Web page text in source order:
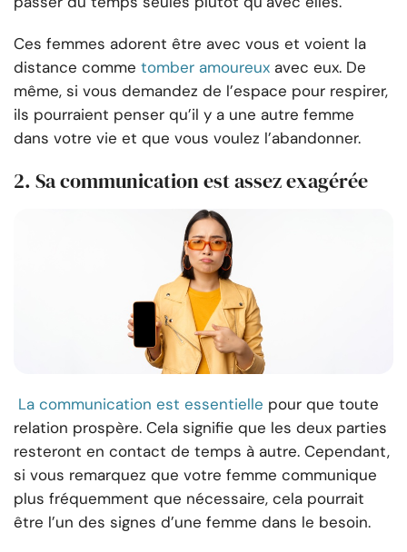
Ces femmes adorent être avec vous et voient la
distance comme tomber amoureux avec eux. De
même, si vous demandez de l’espace pour respirer,
ils pourraient penser qu’il y a une autre femme
dans votre vie et que vous voulez l’abandonner.
2. Sa communication est assez exagérée
La communication est essentielle pour que toute
relation prospère. Cela signifie que les deux parties
resteront en contact de temps à autre. Cependant,
si vous remarquez que votre femme communique
plus fréquemment que nécessaire, cela pourrait
être l’un des signes d’une femme dans le besoin.